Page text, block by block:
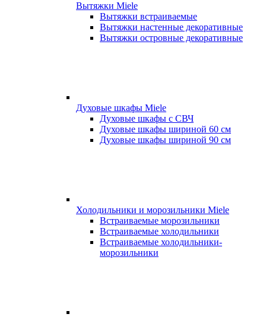
Вытяжки Miele
Вытяжки встраиваемые
Вытяжки настенные декоративные
Вытяжки островные декоративные
Духовые шкафы Miele
Духовые шкафы с СВЧ
Духовые шкафы шириной 60 см
Духовые шкафы шириной 90 см
Холодильники и морозильники Miele
Встраиваемые морозильники
Встраиваемые холодильники
Встраиваемые холодильники-
морозильники